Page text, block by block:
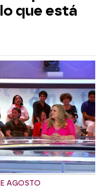
que está
AGOSTO